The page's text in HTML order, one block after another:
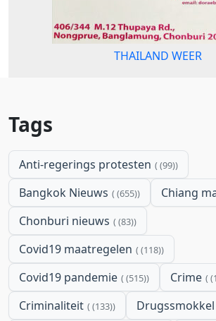
THAILAND WEER
Tags
Anti-regerings protesten (99)
Bangkok Nieuws (655) Chiang
Chonburi nieuws (83)
Covid19 maatregelen (118)
Covid19 pandemie (515) Crime
Criminaliteit (133) Drugssmokkel